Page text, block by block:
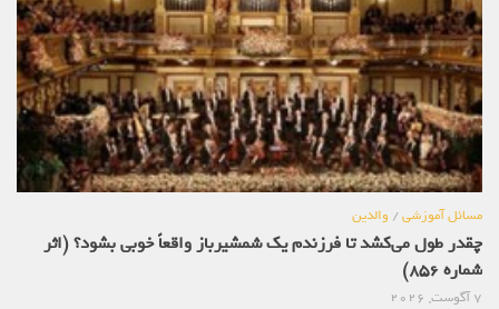
مسائل آموزشی/والدین
چقدر طول می‌کشد تا فرزندم یک شمشیرباز واقعاً خوبی بشود؟ (اثر
شماره 856)